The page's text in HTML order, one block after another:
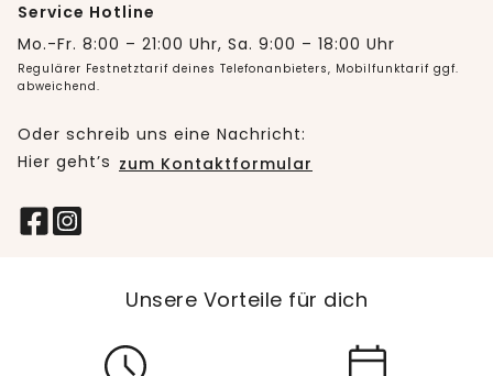
Service Hotline
Mo.-Fr. 8:00 – 21:00 Uhr, Sa. 9:00 – 18:00 Uhr
Regulärer Festnetztarif deines Telefonanbieters, Mobilfunktarif ggf.
abweichend.
Oder schreib uns eine Nachricht:
Hier geht’s zum Kontaktformular
Unsere Vorteile für dich